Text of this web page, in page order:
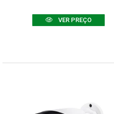
VER PREÇO